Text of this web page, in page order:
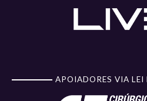
APOIADORES VIA LEI